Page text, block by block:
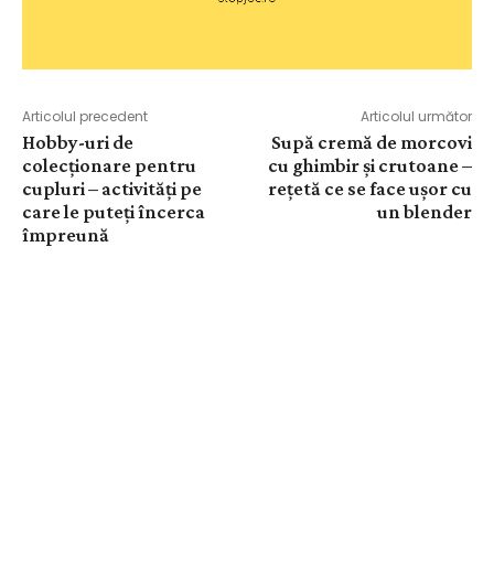
Articolul precedent
Hobby-uri de
colecționare pentru
cupluri – activități pe
care le puteți încerca
împreună
Articolul următor
Supă cremă de morcovi
cu ghimbir și crutoane –
rețetă ce se face ușor cu
un blender